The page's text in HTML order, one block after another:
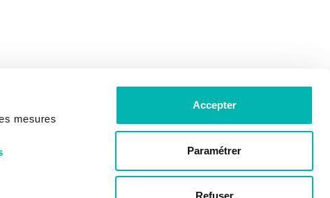
mesures
Accepter
Paramétrer
Refuser